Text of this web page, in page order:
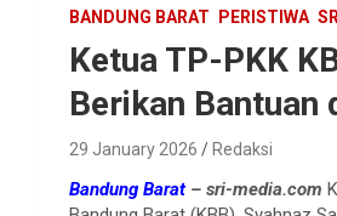
BANDUNG BARAT PERISTIWA
Ketua TP-PKK
Berikan Bantuan
29 January 2026 Redaksi
Bandung Barat– sri-media.com